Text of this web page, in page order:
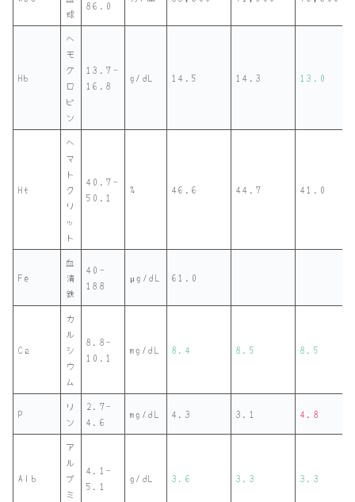
球
86.0
Hb
ヘ
モ
グ
ロ
ビ
ン
13.7-
16.8
g/dL 14.5 14.3 13.0
Ht
ヘ
マ
ト
ク
リ
ッ
ト
40.7-
50.1
% 46.6 44.7 41.0
Fe
血
清
鉄
40-
188
μg/dL 61.0
Ca
カ
ル
シ
ウ
ム
8.8-
10.1
mg/dL 8.4 8.5 8.5
P
リ
ン
2.7-
4.6
mg/dL 4.3 3.1 4.8
Alb
ア
ル
ブ
ミ
4.1-
5.1
g/dL 3.6 3.3 3.3